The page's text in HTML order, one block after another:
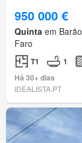
950 000 €
Quinta em
Faro
T1 1
Há 30+ dias
IDEALISTA.PT